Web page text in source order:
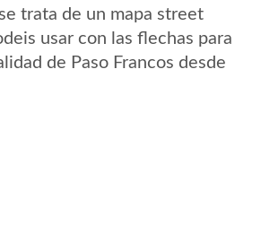
trata de un mapa street
usar con las flechas para
de Paso Francos desde